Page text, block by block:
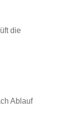
die
Ablauf